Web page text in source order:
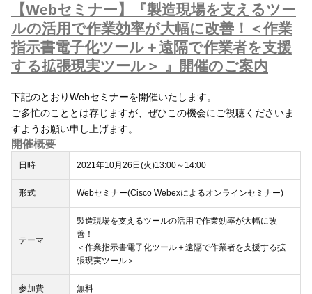
【Webセミナー】『製造現場を支えるツー
ルの活用で作業効率が大幅に改善！＜作業
指示書電子化ツール＋遠隔で作業者を支援
する拡張現実ツール＞ 』開催のご案内
下記のとおりWebセミナーを開催いたします。
ご多忙のこととは存じますが、ぜひこの機会にご視聴くださいま
すようお願い申し上げます。
開催概要
日時 2021年10月26日(火)13:00～14:00
形式 Webセミナー(Cisco Webexによるオンラインセミナー)
テーマ
製造現場を支えるツールの活用で作業効率が大幅に改
善！
＜作業指示書電子化ツール＋遠隔で作業者を支援する拡
張現実ツール＞
参加費 無料